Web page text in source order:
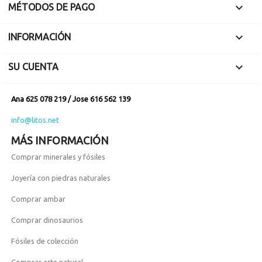
MÉTODOS DE PAGO 
INFORMACIÓN 
SU CUENTA 
Ana 625 078 219 / Jose 616 562 139
info@litos.net
MÁS INFORMACIÓN
Comprar minerales y fósiles
Joyería con piedras naturales
Comprar ambar
Comprar dinosaurios
Fósiles de colección